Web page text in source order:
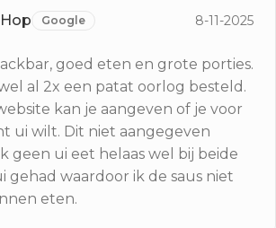
Google 8-11-2025
goed eten en grote porties.
al 2x een patat oorlog besteld.
kan je aangeven of je voor
ui wilt. Dit niet aangegeven
geen ui eet helaas wel bij beide
gehad waardoor ik de saus niet
eten.